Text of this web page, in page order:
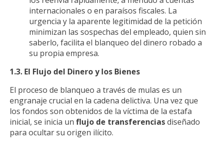
internacionales o en paraísos fiscales. La
urgencia y la aparente legitimidad de la petición
minimizan las sospechas del empleado, quien sin
saberlo, facilita el blanqueo del dinero robado a
su propia empresa.
1.3. El Flujo del Dinero y los Bienes
El proceso de blanqueo a través de mulas es un
engranaje crucial en la cadena delictiva. Una vez que
los fondos son obtenidos de la víctima de la estafa
inicial, se inicia un flujo de transferenciasdiseñado
para ocultar su origen ilícito.